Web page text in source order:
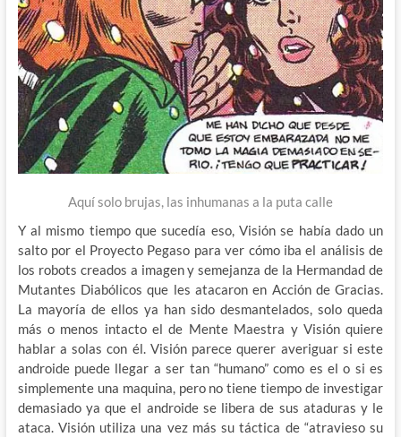
Aquí solo brujas, las inhumanas a la puta calle
Y al mismo tiempo que sucedía eso, Visión se había dado un
salto por el Proyecto Pegaso para ver cómo iba el análisis de
los robots creados a imagen y semejanza de la Hermandad de
Mutantes Diabólicos que les atacaron en Acción de Gracias.
La mayoría de ellos ya han sido desmantelados, solo queda
más o menos intacto el de Mente Maestra y Visión quiere
hablar a solas con él. Visión parece querer averiguar si este
androide puede llegar a ser tan “humano” como es el o si es
simplemente una maquina, pero no tiene tiempo de investigar
demasiado ya que el androide se libera de sus ataduras y le
ataca. Visión utiliza una vez más su táctica de “atravieso su